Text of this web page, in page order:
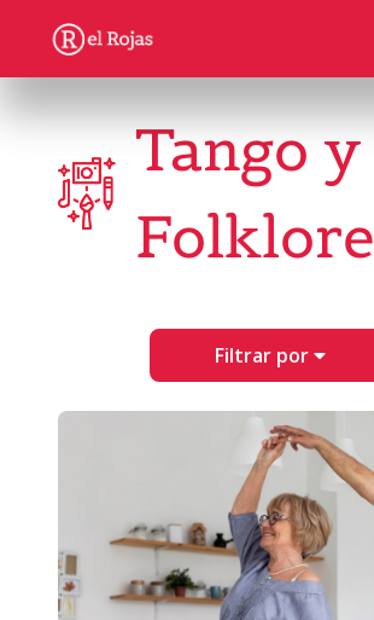
Tango y
Folklore
Filtrar por